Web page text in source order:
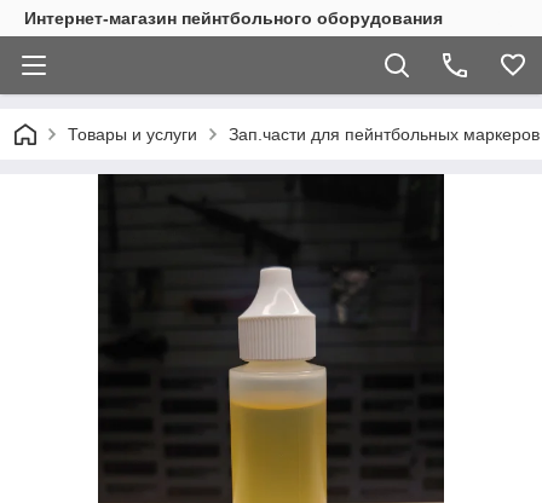
Интернет-магазин пейнтбольного оборудования
Товары и услуги Зап.части для пейнтбольных маркеров